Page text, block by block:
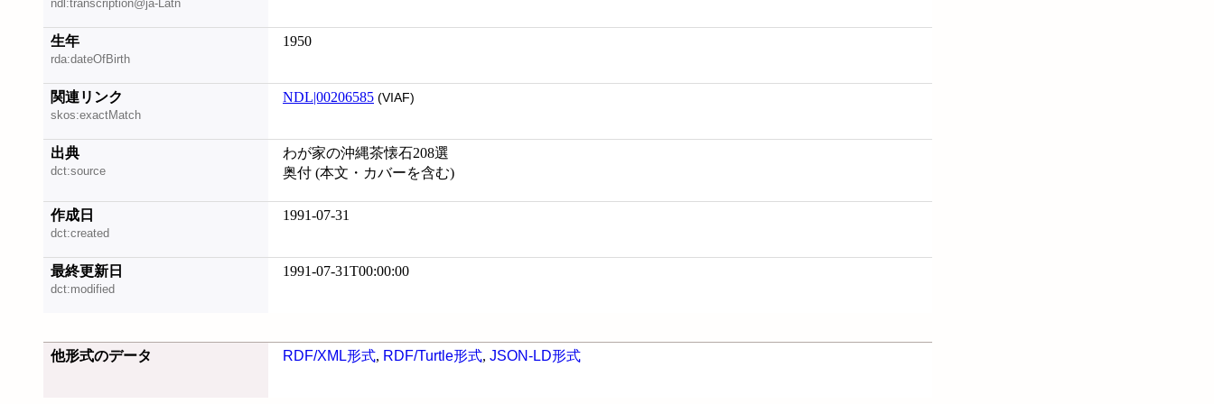
ndl:transcription@ja-Latn
生年
rda:dateOfBirth
1950
関連リンク
skos:exactMatch
NDL|00206585 (VIAF)
出典
dct:source
わが家の沖縄茶懐石208選
奥付 (本文・カバーを含む)
作成日
dct:created
1991-07-31
最終更新日
dct:modified
1991-07-31T00:00:00
他形式のデータ RDF/XML形式, RDF/Turtle形式, JSON-LD形式